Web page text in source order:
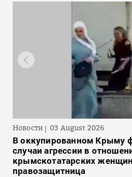
Новости 03 August 2026
В оккупированном Крыму
случаи агрессии в
крымскотатарских
правозащитница